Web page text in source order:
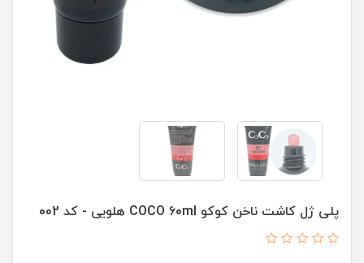
پلی ژل کاشت ناخن کوکو COCO 60ml هلویی - کد 002